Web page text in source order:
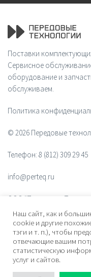
Поставки
Сервисное
оборудование и
обслуживаем.
Политика
© 2026 Передовые
Телефон: 8 (812) 309 29 45
info@perteq.ru
ООО "Передовые
ОГРН 1117847072628
Почтовый индекс 196006
Адрес: ул. Рощинская,
Наш сайт, как и
cookie и другие
тэги и т. п.), чтобы
отвечающие вашим
статистическую
услуг и сайтов.